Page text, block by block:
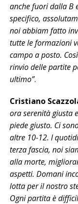
anche fuori dalla B
specifico,
noi abbiam fatto
tutte le formazioni
campo a posto.
rinvio delle partite
ultimo”.
Cristiano
ora serenità giusta
piede giusto. Ci
altre 10-12. I
terza fascia, noi
alla morte,
aspetti. Domani
lotta per il nostro
Ogni partita è